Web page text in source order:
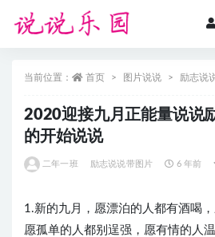
当前位置： 首页 图片说说 励志说
2020迎接九月正能量说说
的开始说说
二年一班 励志说说带图片 6 年前
1.新的九月，愿漂泊的人都有酒喝
愿孤单的人都别逞强，愿有情的人温